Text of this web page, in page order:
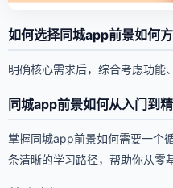
如何选择同城app前景如何
明确核心需求后，综合考虑功能
同城app前景如何从入门到
掌握同城app前景如何需要一个
条清晰的学习路径，帮助你从零